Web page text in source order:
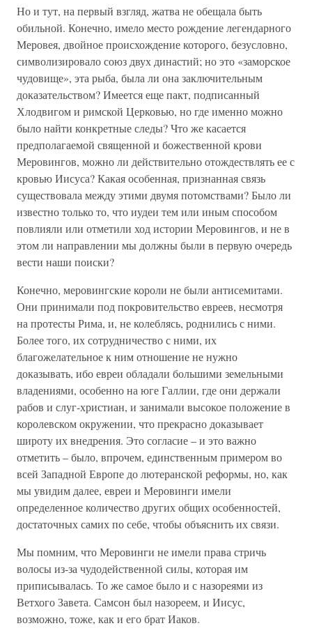
Но и тут, на первый взгляд, жатва не обещала быть
обильной. Конечно, имело место рождение легендарного
Меровея, двойное происхождение которого, безусловно,
символизировало союз двух династий; но это «заморское
чудовище», эта рыба, была ли она заключительным
доказательством? Имеется еще пакт, подписанный
Хлодвигом и римской Церковью, но где именно можно
было найти конкретные следы? Что же касается
предполагаемой священной и божественной крови
Меровингов, можно ли действительно отождествлять ее с
кровью Иисуса? Какая особенная, признанная связь
существовала между этими двумя потомствами? Было ли
известно только то, что иудеи тем или иным способом
повлияли или отметили ход истории Меровингов, и не в
этом ли направлении мы должны были в первую очередь
вести наши поиски?
Конечно, меровингские короли не были антисемитами.
Они принимали под покровительство евреев, несмотря
на протесты Рима, и, не колеблясь, роднились с ними.
Более того, их сотрудничество с ними, их
благожелательное к ним отношение не нужно
доказывать, ибо евреи обладали большими земельными
владениями, особенно на юге Галлии, где они держали
рабов и слуг-христиан, и занимали высокое положение в
королевском окружении, что прекрасно доказывает
широту их внедрения. Это согласие – и это важно
отметить – было, впрочем, единственным примером во
всей Западной Европе до лютеранской реформы, но, как
мы увидим далее, евреи и Меровинги имели
определенное количество других общих особенностей,
достаточных самих по себе, чтобы объяснить их связи.
Мы помним, что Меровинги не имели права стричь
волосы из-за чудодейственной силы, которая им
приписывалась. То же самое было и с назореями из
Ветхого Завета. Самсон был назореем, и Иисус,
возможно, тоже, как и его брат Иаков.